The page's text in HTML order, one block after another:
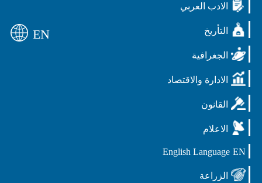
الادب العربي
التأريخ
الجغرافية
الادارة والاقتصاد
القانون
الاعلام
EN
English Language
الزراعة
EN